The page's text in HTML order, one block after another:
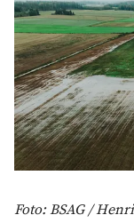
Foto: BSAG /